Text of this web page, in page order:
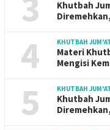
Khutbah
4 KHUTBAH
Materi
Mengisi
5 KHUTBAH
Khutbah